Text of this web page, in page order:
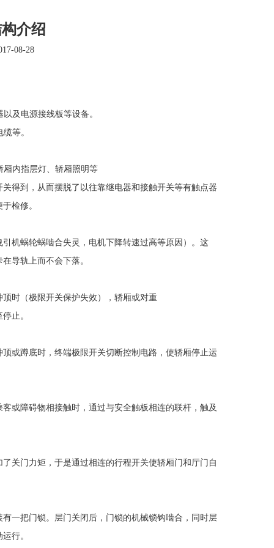
介绍
08-28
及电源接线板等设备。
等。
内指层灯、轿厢照明等
到，从而摆脱了以往靠继电器和接触开关等有触点器
检修。
蜗轮蜗啮合失灵，电机下降转速过高等原因）。这
导轨上而不会下落。
时（极限开关保护失效），轿厢或对重
止。
蹲底时，终端极限开关切断控制电路，使轿厢停止运
障碍物相接触时，通过与安全触板相连的联杆，触及
门力矩，于是通过相连的行程开关使轿厢门和厅门自
把门锁。层门关闭后，门锁的机械锁钩啮合，同时层
行。